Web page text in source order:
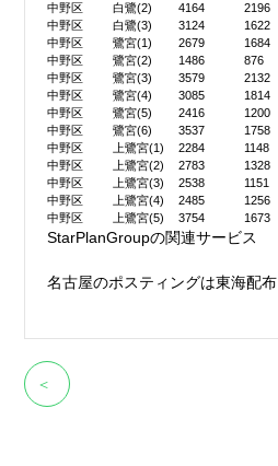
中野区
白鷺(2) 4164 2196
中野区
白鷺(3) 3124 1622
中野区
鷺宮(1) 2679 1684
中野区
鷺宮(2) 1486 876
中野区
鷺宮(3) 3579 2132
中野区
鷺宮(4) 3085 1814
中野区
鷺宮(5) 2416 1200
中野区
鷺宮(6) 3537 1758
中野区
上鷺宮(1) 2284 1148
中野区
上鷺宮(2) 2783 1328
中野区
上鷺宮(3) 2538 1151
中野区
上鷺宮(4) 2485 1256
中野区
上鷺宮(5) 3754 1673
StarPlanGroupの関連サービス
名古屋のポスティングは東海配布
＜